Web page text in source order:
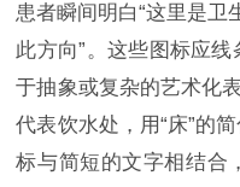
患者瞬间明白“这里是卫
此方向”。这些图标应
于抽象或复杂的艺术化
代表饮水处，用“床”的
标与简短的文字相结合